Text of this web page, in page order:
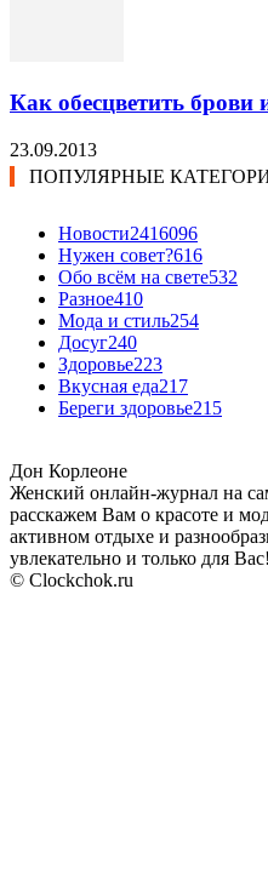
Как обесцветить брови
23.09.2013
ПОПУЛЯРНЫЕ
Новости2416096
Нужен совет?616
Обо всём на свете532
Разное410
Мода и стиль254
Досуг240
Здоровье223
Вкусная еда217
Береги здоровье215
Дон Корлеоне
Женский онлайн-журнал на
расскажем Вам о красоте и
активном отдыхе и
увлекательно и только для Вас!
© Clockchok.ru